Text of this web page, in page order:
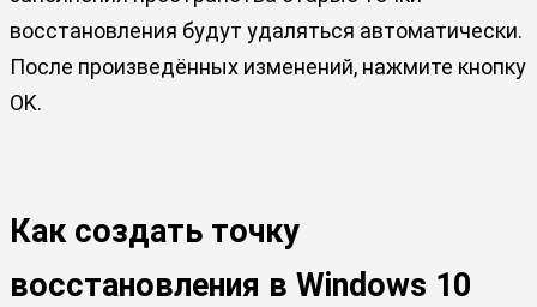
восстановления будут удаляться автоматически.
После произведённых изменений, нажмите кнопку
OK.
Как создать точку
восстановления в Windows 10